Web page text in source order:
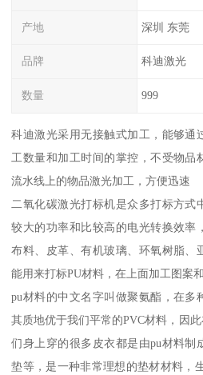
产地 深圳 东莞
品牌 科迪激光
数量 999
科迪激光采用无接触式加工，能够通
工数量和加工时间的掌控，不受物品
流水线上的物品激光加工，方便迅速
二氧化碳激光打标机是众多打标方式
较大的功率和比较高的电光转换效率
布料、皮革、有机玻璃、环氧树脂、
能用来打标PU材料，在上面加工图案和
pu材料的中文名字叫做聚氨酯，在多
其质地优于我们平常的PVC材料，因
们身上穿的很多皮衣都是由pu材料制
垫等，是一种非常理想的垫材材料，